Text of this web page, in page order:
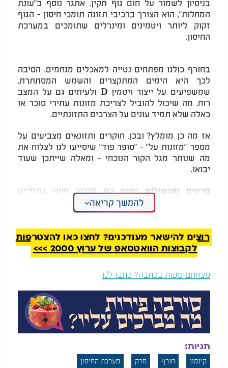
בניסיון לשמור על חום גוף תקין. אתגר נוסף ב"עונת
המחלות", הוא הצורך ברכיבי תזונה תומכי חיסון - הגוף
זקוק ליותר ויטמינים ומינרלים שתומכים במערכת
החיסון.
בחורף כולנו מפתחים נטייה למאכלים מנחמים. הסיבה
לכך היא הימים המתקצרים והשמש המסתתרת,
שמשפיעים על ייצור ויטמין D ולעיתים גם על המצב
רוח. מה שיכול להוביל לצריכת מזונות עתירי סוכר או
כאלה שלא תמיד עונים על הצרכים התזונתיים.
אז מה כן מומלץ? ובכן, חוקרים ותזונאים מצביעים על
מספר "מזונות על" - "סופר פוד" שיסייעו לנו לצלוח את
מה שנותר מגל הקור הנוכחי - ומאלה שייתכן שעוד
יבואו.
מרקים ותבשיליםחמים הם מרכיב חיוני בתפריט
החורף. הם לא רק מחממים, אלא גם מספקים הזדמנות
מצוינת לשלב מגוון ירקות, קטניות ודגנים מלאים
המלצות נוספות
זה מה שיקרה לכם אם
תאכלו תפוח ביום
אזהרת בריאות: חיידק
ליסטריה במוצר הקפוא
מיידי
להמשך קריאה
רוצים להישאר מעודכנים? לחצו כאן להצטרפות
לקבוצות הוואטסאפ של ערוץ 2000 >>>
מצאתם טעות בכתבה? כתבו לנו
תגיות:
קינמון חורף מרק מערכת החיסון